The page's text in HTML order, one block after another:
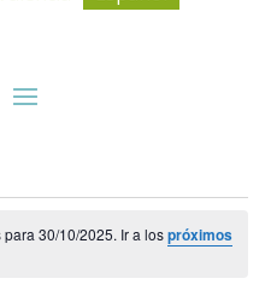
30/10/2025. Ir a lospróximos